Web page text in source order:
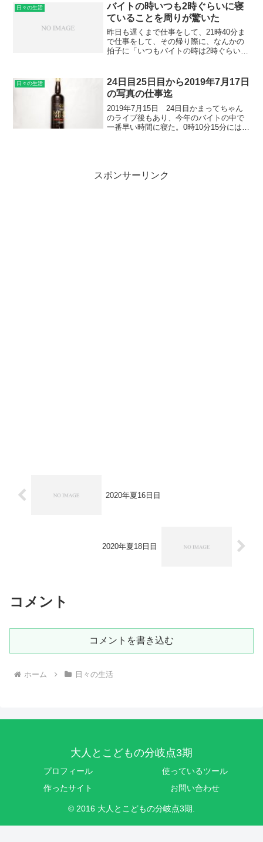
日々の生活
バイトの時いつも2時ぐらいに寝
ていることを周りが驚いた
昨日も遅くまで仕事をして、21時40分ま
で仕事をして、その帰り際に、なんかの
拍子に「いつもバイトの時は2時ぐらいに
大丈夫なの？何してるの？」と思いもよ
らない方が食いつい...
日々の生活
24日目25日目から2019年7月17日
の写真の仕事迄
2019年7月15日 24日目かまってちゃん
のライブ後もあり、今年のバイトの中で
一番早い時間に寝た。0時10分15分には寝
スポンサーリンク
2020年夏16日目
2020年夏18日目
コメント
コメントを書き込む
ホーム 日々の生活
大人とこどもの分岐点3期
プロフィール
使っているツール
作ったサイト
お問い合わせ
© 2016 大人とこどもの分岐点3期.